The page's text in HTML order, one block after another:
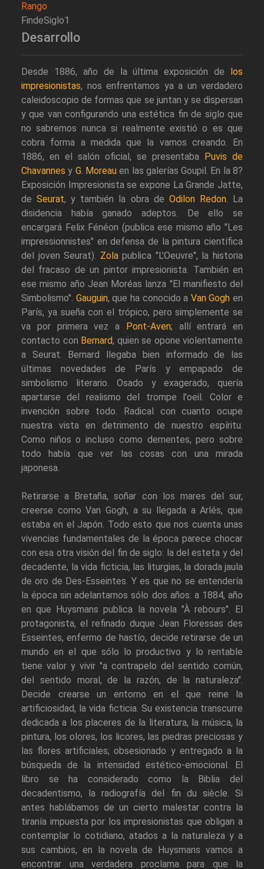
Rango
FindeSiglo1
Desarrollo
Desde 1886, año de la última exposición de
los
impresionistas, nos enfrentamos ya a un verdadero
caleidoscopio de formas que se juntan y se dispersan
y que van configurando una estética fin de siglo que
no sabremos nunca si realmente existió o es que
cobra forma a medida que la vamos creando. En
1886, en el salón oficial, se presentaba
Puvis de
Chavannes y G. Moreauen las galerías Goupil. En la 8?
Exposición Impresionista se expone La Grande Jatte,
deSeurat, y también la obra de Odilon Redon. La
disidencia había ganado adeptos. De ello se
encargará Felix Fénéon (publica ese mismo año "Les
impressionnistes" en defensa de la pintura científica
del joven Seurat). Zolapublica "L'Oeuvre", la historia
del fracaso de un pintor impresionista. También en
ese mismo año Jean Moréas lanza "El manifiesto del
Simbolismo". Gauguin, que ha conocido a Van Gogh en
París, ya sueña con el trópico, pero simplemente se
va por primera vez a
Pont-Aven; allí entrará en
contacto con Bernard, quien se opone violentamente
a Seurat. Bernard llegaba bien informado de las
últimas novedades de París y empapado de
simbolismo literario. Osado y exagerado, quería
apartarse del realismo del trompe l'oeil. Color e
invención sobre todo. Radical con cuanto ocupe
nuestra vista en detrimento de nuestro espíritu.
Como niños o incluso como dementes, pero sobre
todo había que ver las cosas con una mirada
japonesa.
Retirarse a Bretaña, soñar con los mares del sur,
creerse como Van Gogh, a su llegada a Arlés, que
estaba en el Japón. Todo esto que nos cuenta unas
vivencias fundamentales de la época parece chocar
con esa otra visión del fin de siglo: la del esteta y del
decadente, la vida ficticia, las liturgias, la dorada jaula
de oro de Des-Esseintes. Y es que no se entendería
la época sin adelantarnos sólo dos años: a 1884, año
en que Huysmans publica la novela "À rebours". El
protagonista, el refinado duque Jean Floressas des
Esseintes, enfermo de hastío, decide retirarse de un
mundo en el que sólo lo productivo y lo rentable
tiene valor y vivir "a contrapelo del sentido común,
del sentido moral, de la razón, de la naturaleza".
Decide crearse un entorno en el que reine la
artificiosidad, la vida ficticia. Su existencia transcurre
dedicada a los placeres de la literatura, la música, la
pintura, los olores, los licores, las piedras preciosas y
las flores artificiales; obsesionado y entregado a la
búsqueda de la intensidad estético-emocional. El
libro se ha considerado como la Biblia del
decadentismo, la radiografía del fin du siècle. Si
antes hablábamos de un cierto malestar contra la
tiranía impuesta por los impresionistas que obligan a
contemplar lo cotidiano, atados a la naturaleza y a
sus cambios, en la novela de Huysmans vamos a
encontrar una verdadera proclama para que la